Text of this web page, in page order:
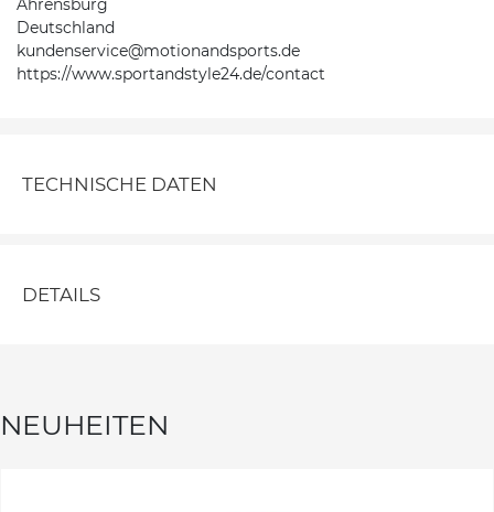
Deutschland
kundenservice@motionandsports.de
https://www.sportandstyle24.de/contact
TECHNISCHE DATEN
DETAILS
NEUHEITEN